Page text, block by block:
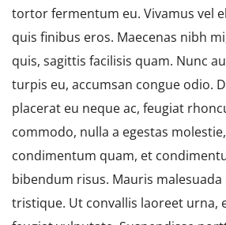
tortor fermentum eu. Vivamus vel
quis finibus eros. Maecenas nibh
quis, sagittis facilisis quam. Nunc
turpis eu, accumsan congue odio.
placerat eu neque ac, feugiat
commodo, nulla a egestas
condimentum quam, et
bibendum risus. Mauris
tristique. Ut convallis laoreet urna,